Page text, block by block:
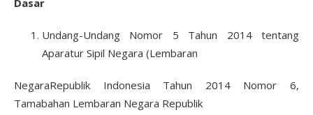
Dasar
Undang-Undang Nomor 5 Tahun 2014 tentang
Aparatur Sipil Negara (Lembaran
NegaraRepublik Indonesia Tahun 2014 Nomor 6,
Tamabahan Lembaran Negara Republik